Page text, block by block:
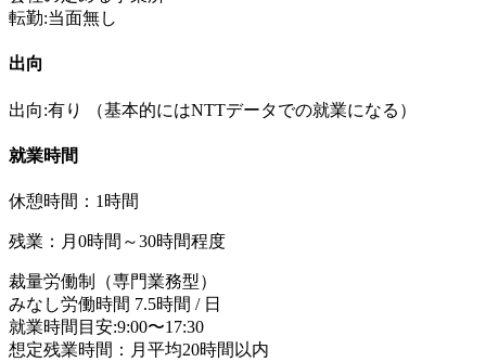
転勤:当面無し
出向
出向:有り （基本的にはNTTデータでの就業になる）
就業時間
休憩時間：1時間
残業：月0時間～30時間程度
裁量労働制（専門業務型）
みなし労働時間 7.5時間 / 日
就業時間目安:9:00〜17:30
想定残業時間：月平均20時間以内